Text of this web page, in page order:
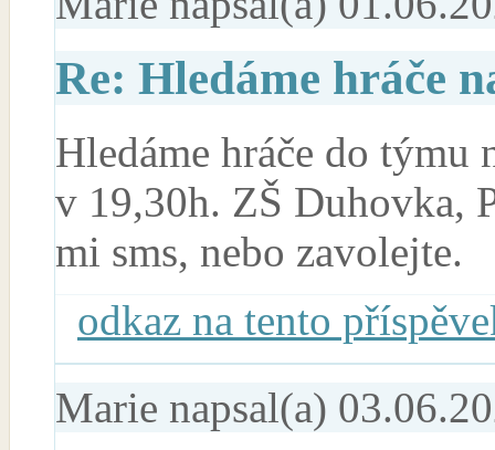
Re: Hledáme hráče
Hledáme hráče do týmu
v 19,30h. ZŠ Duhovka,
mi sms, nebo zavolejte.
odkaz na tento
Marie napsal(a)